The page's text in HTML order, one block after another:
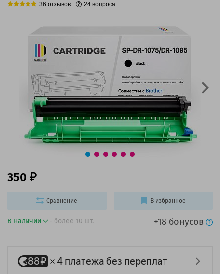
36 отзывов 24 вопроса
В наличии - более 10 шт. +18 бонусов
350
Сравнение В избранное